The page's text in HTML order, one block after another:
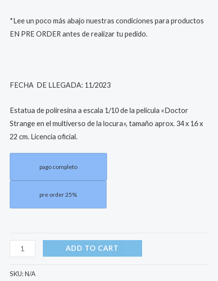
*Lee un poco más abajo nuestras condiciones para productos
EN PRE ORDER antes de realizar tu pedido.
FECHA DE LLEGADA: 11/2023
Estatua de poliresina a escala 1/10 de la película «Doctor
Strange en el multiverso de la locura», tamaño aprox. 34 x 16 x
22 cm. Licencia oficial.
pago completo
pre order 25%
ADD TO CART
SKU:N/A